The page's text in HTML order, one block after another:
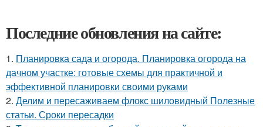
Последние обновления на сайте:
1. Планировка сада и огорода. Планировка огорода на
дачном участке: готовые схемы для практичной и
эффективной планировки своими руками
2. Делим и пересаживаем флокс шиловидный Полезные
статьи. Сроки пересадки